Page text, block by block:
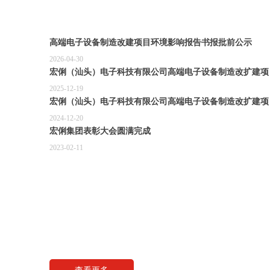
高端电子设备制造改建项目环境影响报告书报批前公示
2026-04-30
宏俐（汕头）电子科技有限公司高端电子设备制造改扩建
稿）公示
2025-12-19
宏俐（汕头）电子科技有限公司高端电子设备制造改扩建
2024-12-20
宏俐集团表彰大会圆满完成
2023-02-11